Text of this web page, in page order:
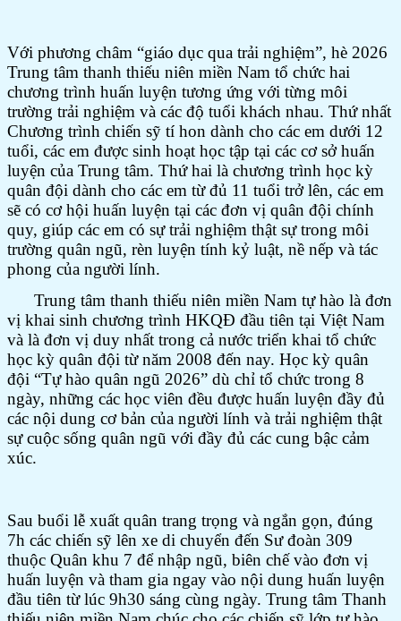
Với phương châm “giáo dục qua trải nghiệm”, hè 2026
Trung tâm thanh thiếu niên miền Nam tổ chức hai
chương trình huấn luyện tương ứng với từng môi
trường trải nghiệm và các độ tuổi khách nhau. Thứ nhất
Chương trình chiến sỹ tí hon dành cho các em dưới 12
tuổi, các em được sinh hoạt học tập tại các cơ sở huấn
luyện của Trung tâm. Thứ hai là chương trình học kỳ
quân đội dành cho các em từ đủ 11 tuổi trở lên, các em
sẽ có cơ hội huấn luyện tại các đơn vị quân đội chính
quy, giúp các em có sự trải nghiệm thật sự trong môi
trường quân ngũ, rèn luyện tính kỷ luật, nề nếp và tác
phong của người lính.
Trung tâm thanh thiếu niên miền Nam tự hào là đơn
vị khai sinh chương trình HKQĐ đầu tiên tại Việt Nam
và là đơn vị duy nhất trong cả nước triển khai tổ chức
học kỳ quân đội từ năm 2008 đến nay. Học kỳ quân
đội “Tự hào quân ngũ 2026” dù chỉ tổ chức trong 8
ngày, những các học viên đều được huấn luyện đầy đủ
các nội dung cơ bản của người lính và trải nghiệm thật
sự cuộc sống quân ngũ với đầy đủ các cung bậc cảm
xúc.
Sau buổi lễ xuất quân trang trọng và ngắn gọn, đúng
7h các chiến sỹ lên xe di chuyển đến Sư đoàn 309
thuộc Quân khu 7 để nhập ngũ, biên chế vào đơn vị
huấn luyện và tham gia ngay vào nội dung huấn luyện
đầu tiên từ lúc 9h30 sáng cùng ngày. Trung tâm Thanh